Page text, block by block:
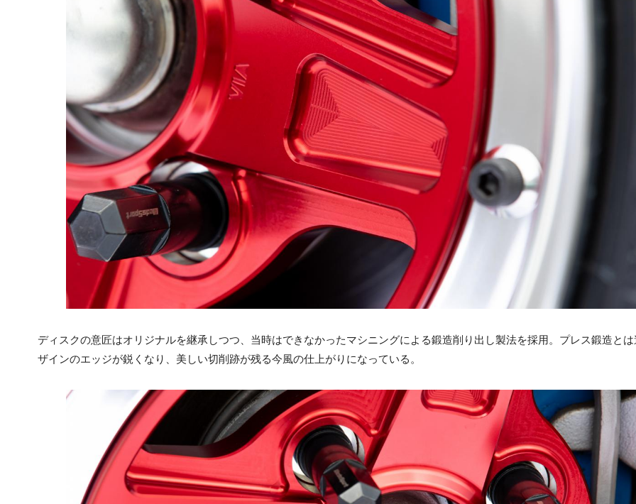
ディスクの意匠はオリジナルを継承しつつ、当時はできなかったマシニングによる鍛造削り出し製法を採用。プレス鍛造と
ザインのエッジが鋭くなり、美しい切削跡が残る今風の仕上がりになっている。